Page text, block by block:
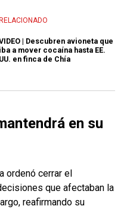
| Descubren avioneta que
iba a mover cocaína hasta EE.
UU. en finca de Chía
en su
ordenó cerrar el
que afectaban la
reafirmando su